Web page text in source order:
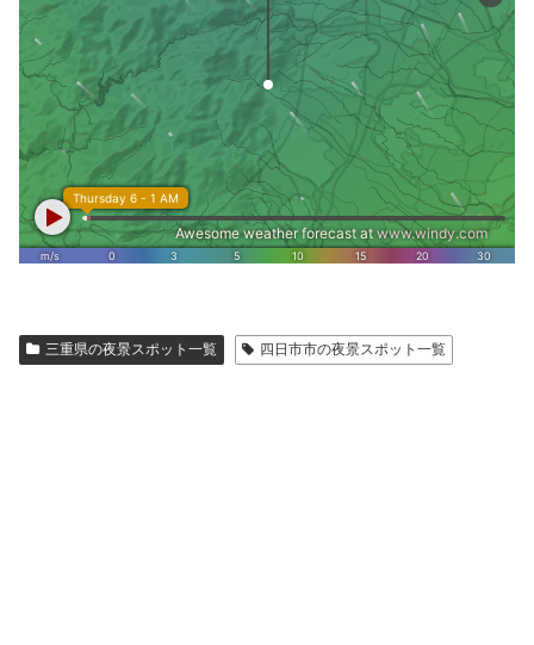
三重県の夜景スポット一覧 四日市市の夜景スポット一覧